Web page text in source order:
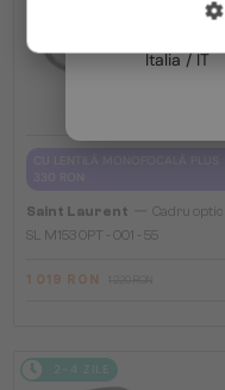
Saint Laurent
Cadru optic
SL M153 OPT - 001 - 55
1 019 RON
2-4 ZILE
Franța / FR
Italia / IT